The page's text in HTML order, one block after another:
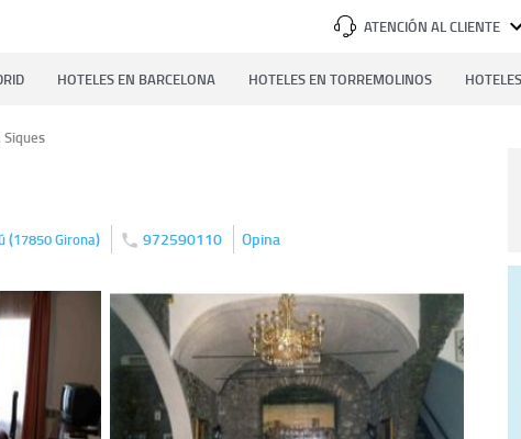
ATENCIÓN AL CLIENTE
HOTELES EN BARCELONA HOTELES EN TORREMOLINOS
Siques
(17850Girona) 972590110 Opina